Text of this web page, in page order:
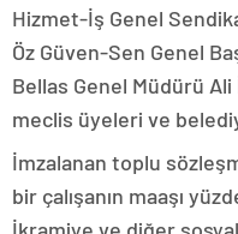
Hizmet-İş Genel
Öz Güven-Sen Genel
Bellas Genel Müdürü
meclis üyeleri ve
İmzalanan toplu
bir çalışanın maaşı